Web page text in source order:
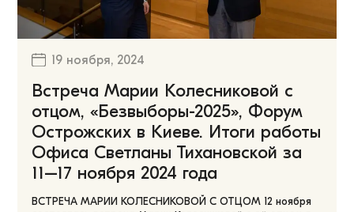
19 ноября, 2024
Встреча Марии Колесниковой с
отцом, «Безвыборы-2025», Форум
Острожских в Киеве. Итоги работы
Офиса Светланы Тихановской за
11–17 ноября 2024 года
ВСТРЕЧА МАРИИ КОЛЕСНИКОВОЙ С ОТЦОМ 12 ноября